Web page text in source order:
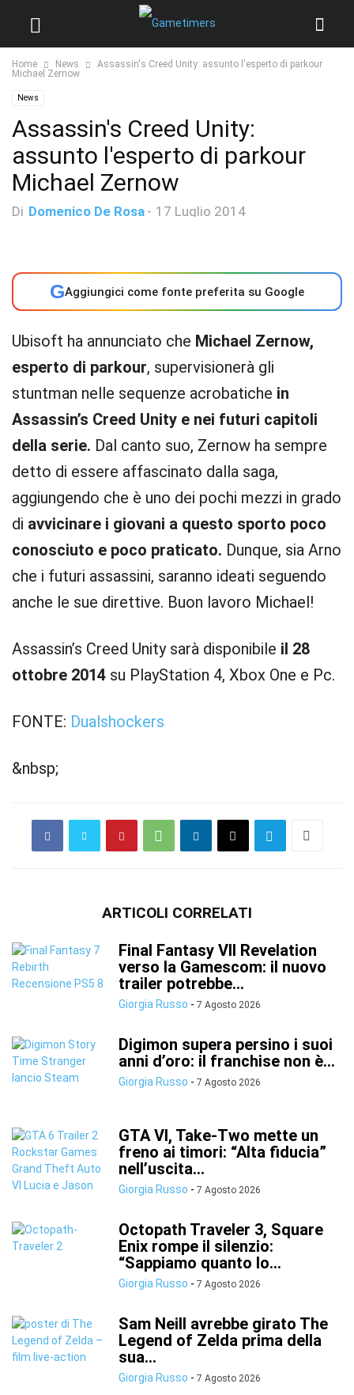
Home News
Assassin's Creed Unity: assunto l'esperto di parkour
Michael Zernow
News
Assassin's Creed Unity:
assunto l'esperto di parkour
Michael Zernow
Di Domenico De Rosa - 17 Luglio 2014
GAggiungici come fonte preferita su Google
Ubisoft ha annunciato che Michael Zernow,
esperto di parkour, supervisionerà gli
stuntman nelle sequenze acrobatiche in
Assassin’s Creed Unity e nei futuri capitoli
della serie. Dal canto suo, Zernow ha sempre
detto di essere affascinato dalla saga,
aggiungendo che è uno dei pochi mezzi in grado
di avvicinare i giovani a questo sporto poco
conosciuto e poco praticato. Dunque, sia Arno
che i futuri assassini, saranno ideati seguendo
anche le sue direttive. Buon lavoro Michael!
Assassin’s Creed Unity sarà disponibile il 28
ottobre 2014 su PlayStation 4, Xbox One e Pc.
FONTE: Dualshockers
&nbsp;
ARTICOLI CORRELATI
Final Fantasy VII Revelation
verso la Gamescom: il nuovo
trailer potrebbe...
Giorgia Russo - 7 Agosto 2026
Digimon supera persino i suoi
anni d’oro: il franchise non è...
Giorgia Russo - 7 Agosto 2026
GTA VI, Take-Two mette un
freno ai timori: “Alta fiducia”
nell’uscita...
Giorgia Russo - 7 Agosto 2026
Octopath Traveler 3, Square
Enix rompe il silenzio:
“Sappiamo quanto lo...
Giorgia Russo - 7 Agosto 2026
Sam Neill avrebbe girato The
Legend of Zelda prima della
sua...
Giorgia Russo - 7 Agosto 2026